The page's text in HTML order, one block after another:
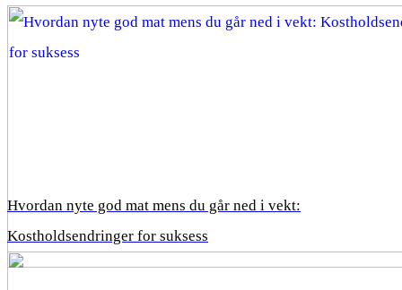
Hvordan nyte god mat mens du går ned i vekt:
Kostholdsendringer for suksess